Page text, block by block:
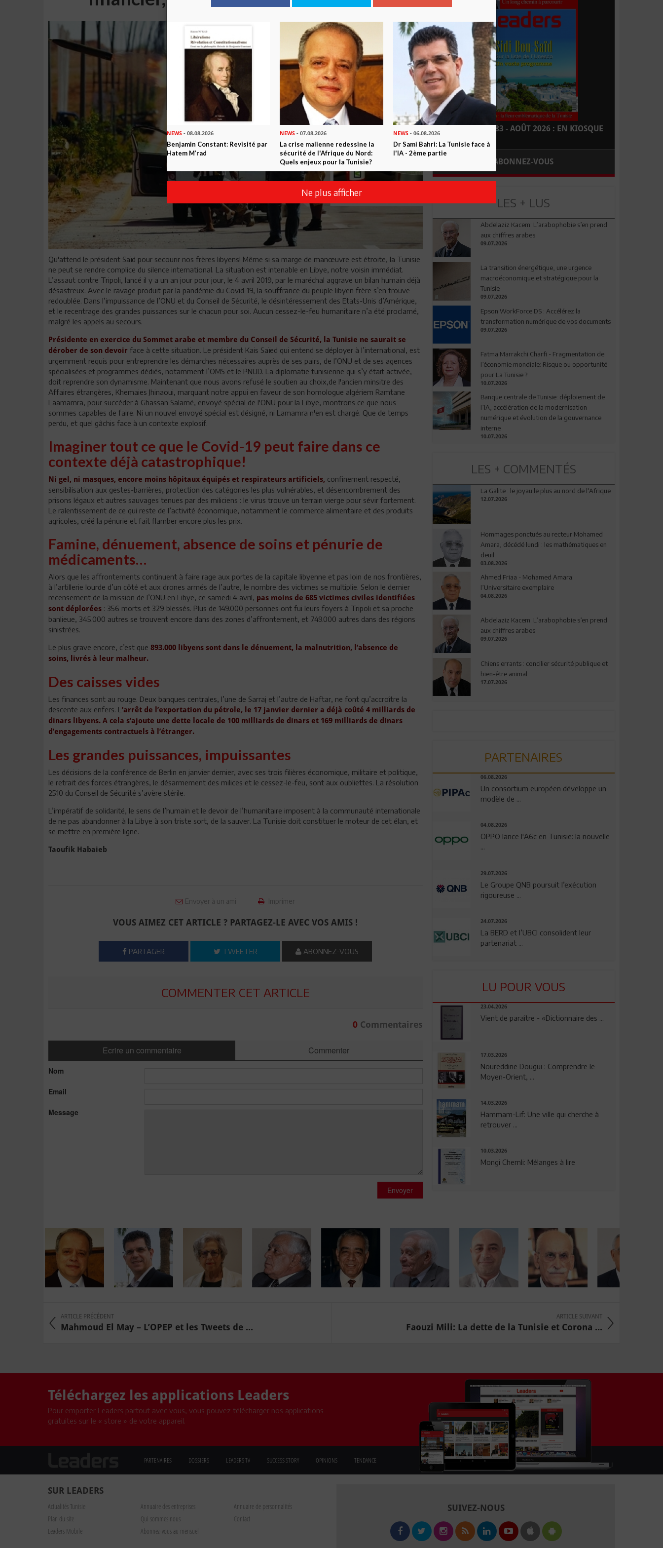
Qu'attend le président Saïd pour secourir nos frères libyens! Même si sa marge de manœuvre est étroite, la Tunisie
ne peut se rendre complice du silence international. La situation est intenable en Libye, notre voisin immédiat.
L’assaut contre Tripoli, lancé il y a un an jour pour jour, le 4 avril 2019, par le maréchal aggrave un bilan humain déjà
désastreux. Avec le ravage produit par la pandémie du Covid-19, la souffrance du peuple libyen frère s’en trouve
redoublée. Dans l’impuissance de l’ONU et du Conseil de Sécurité, le désintéressement des Etats-Unis d’Amérique,
et le recentrage des grandes puissances sur le chacun pour soi. Aucun cessez-le-feu humanitaire n’a été proclamé,
malgré les appels au secours.
Présidente en exercice du Sommet arabe et membre du Conseil de Sécurité, la Tunisie ne saurait se
dérober de son devoir face à cette situation. Le président Kais Saïed qui entend se déployer à l’international, est
urgemment requis pour entreprendre les démarches nécessaires auprès de ses pairs, de l’ONU et de ses agences
spécialisées et programmes dédiés, notamment l’OMS et le PNUD. La diplomatie tunisienne qui s’y était activée,
doit reprendre son dynamisme. Maintenant que nous avons refusé le soutien au choix,de l'ancien minsitre des
Affaires étrangères, Khemaies Jhinaoui, marquant notre appui en faveur de son homologue algériem Ramtane
Laamamra, pour succéder à Ghassan Salamé, envoyé spécial de l'ONU pour la Libye, montrons ce que nous
sommes capables de faire. Ni un nouvel envoyé spécial est désigné, ni Lamamra n'en est chargé. Que de temps
perdu, et quel gâchis face à un contexte explosif.
Imaginer tout ce que le Covid-19 peut faire dans ce
contexte déjà catastrophique!
Ni gel, ni masques, encore moins hôpitaux équipés et respirateurs artificiels, confinement respecté,
sensibilisation aux gestes-barrières, protection des catégories les plus vulnérables, et désencombrement des
prisons légaux et autres sauvages tenues par des miliciens : le virus trouve un terrain vierge pour sévir fortement.
Le ralentissement de ce qui reste de l’activité économique, notamment le commerce alimentaire et des produits
agricoles, créé la pénurie et fait flamber encore plus les prix.
Famine, dénuement, absence de soins et pénurie de
médicaments…
Alors que les affrontements continuent à faire rage aux portes de la capitale libyenne et pas loin de nos frontières,
à l’artillerie lourde d’un côté et aux drones armés de l’autre, le nombre des victimes se multiplie. Selon le dernier
recensement de la mission de l’ONU en Libye, ce samedi 4 avril, pas moins de 685 victimes civiles identifiées
sont déplorées : 356 morts et 329 blessés. Plus de 149.000 personnes ont fui leurs foyers à Tripoli et sa proche
banlieue, 345.000 autres se trouvent encore dans des zones d’affrontement, et 749.000 autres dans des régions
sinistrées.
Le plus grave encore, c’est que 893.000 libyens sont dans le dénuement, la malnutrition, l’absence de
soins, livrés à leur malheur.
Des caisses vides
Les finances sont au rouge. Deux banques centrales, l’une de Sarraj et l’autre de Haftar, ne font qu’accroître la
descente aux enfers. L ’arrêt de l’exportation du pétrole, le 17 janvier dernier a déjà coûté 4 milliards de
dinars libyens. A cela s’ajoute une dette locale de 100 milliards de dinars et 169 milliards de dinars
d’engagements contractuels à l’étranger.
Les grandes puissances, impuissantes
Les décisions de la conférence de Berlin en janvier dernier, avec ses trois filières économique, militaire et politique,
le retrait des forces étrangères, le désarmement des milices et le cessez-le-feu, sont aux oubliettes. La résolution
2510 du Conseil de Sécurité s’avère stérile.
L’impératif de solidarité, le sens de l’humain et le devoir de l’humanitaire imposent à la communauté internationale
de ne pas abandonner à la Libye à son triste sort, de la sauver. La Tunisie doit constituer le moteur de cet élan, et
se mettre en première ligne.
Taoufik Habaieb
Envoyer à un ami Imprimer
VOUS AIMEZ CET ARTICLE ? PARTAGEZ-LE AVEC VOS AMIS !
PARTAGER TWEETER ABONNEZ-VOUS
COMMENTER CET ARTICLE
0Commentaires
Ecrire un commentaire Commenter
Nom
Email
Message
Envoyer
LEADERS N° 183 - AOÛT 2026 : EN KIOSQUE
ABONNEZ-VOUS
LES + LUS
Abdelaziz Kacem: L’arabophobie s’en prend
aux chiffres arabes
09.07.2026
La transition énergétique, une urgence
macroéconomique et stratégique pour la
Tunisie
09.07.2026
Epson WorkForce DS : Accélérez la
transformation numérique de vos documents
09.07.2026
Fatma Marrakchi Charfi - Fragmentation de
l’économie mondiale: Risque ou opportunité
pour La Tunisie ?
10.07.2026
Banque centrale de Tunisie: déploiement de
l’IA, accélération de la modernisation
numérique et évolution de la gouvernance
interne
10.07.2026
LES + COMMENTÉS
La Galite : le joyau le plus au nord de l'Afrique
12.07.2026
Hommages ponctués au recteur Mohamed
Amara, décédé lundi : les mathématiques en
deuil
03.08.2026
Ahmed Friaa - Mohamed Amara:
l’Universitaire exemplaire
04.08.2026
Abdelaziz Kacem: L’arabophobie s’en prend
aux chiffres arabes
09.07.2026
Chiens errants : concilier sécurité publique et
bien-être animal
17.07.2026
PARTENAIRES
06.08.2026
Un consortium européen développe un
modèle de ...
04.08.2026
OPPO lance l'A6c en Tunisie: la nouvelle
...
29.07.2026
Le Groupe QNB poursuit l’exécution
rigoureuse ...
24.07.2026
La BERD et l’UBCI consolident leur
partenariat ...
LU POUR VOUS
23.04.2026
Vient de paraître - «Dictionnaire des ...
17.03.2026
Noureddine Dougui : Comprendre le
Moyen-Orient, ...
14.03.2026
Hammam-Lif: Une ville qui cherche à
retrouver ...
10.03.2026
Mongi Chemli: Mélanges à lire
ARTICLE PRÉCÉDENT
Mahmoud El May – L’OPEP et les Tweets de ...
ARTICLE SUIVANT
Faouzi Mili: La dette de la Tunisie et Corona ...
Téléchargez les applications Leaders
Pour emporter Leaders partout avec vous, vous pouvez télécharger nos applications
gratuites sur le « store » de votre appareil.
PARTENAIRES DOSSIERS LEADERS TV SUCCESS STORY OPINIONS TENDANCE
SUR LEADERS
Actualités Tunisie Annuaire des entreprises
Annuaire de personnalités
Plan du site
Qui sommes nous
Contact
Leaders Mobile
Abonnez-vous au mensuel
SUIVEZ-NOUS
NEWS - 08.08.2026
Benjamin Constant: Revisité par
Hatem M’rad
NEWS - 07.08.2026
La crise malienne redessine la
sécurité de l'Afrique du Nord:
Quels enjeux pour la Tunisie?
NEWS- 06.08.2026
Dr Sami Bahri: La Tunisie face à
l'IA - 2ème partie
Ne plus afficher